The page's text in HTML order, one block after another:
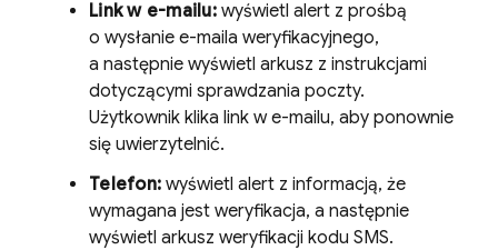
Link w e-mailu:wyświetl alert z prośbą
o wysłanie e-maila weryfikacyjnego,
a następnie wyświetl arkusz z instrukcjami
dotyczącymi sprawdzania poczty.
Użytkownik klika link w e-mailu, aby ponownie
się uwierzytelnić.
Telefon: wyświetl alert z informacją, że
wymagana jest weryfikacja, a następnie
wyświetl arkusz weryfikacji kodu SMS.